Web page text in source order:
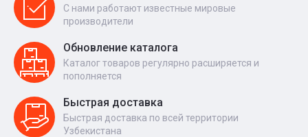
С нами работают известные мировые
производители
Обновление каталога
Каталог товаров регулярно расширяется и
пополняется
Быстрая доставка
Быстрая доставка по всей территории
Узбекистана